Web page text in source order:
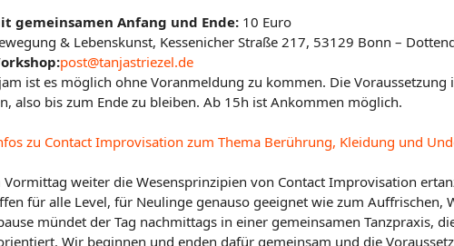
gemeinsamen Anfang und Ende: 10 Euro
& Lebenskunst, Kessenicher Straße 217, 53129 Bonn –
post@tanjastriezel.de
ist es möglich ohne Voranmeldung zu kommen. Die Voraussetzung
also bis zum Ende zu bleiben. Ab 15h ist Ankommen möglich.
zu Contact Improvisation zum Thema Berührung, Kleidung und
weiter die Wesensprinzipien von Contact Improvisation
für alle Level, für Neulinge genauso geeignet wie zum Auffrischen,
mündet der Tag nachmittags in einer gemeinsamen Tanzpraxis,
Wir beginnen und enden dafür gemeinsam und die